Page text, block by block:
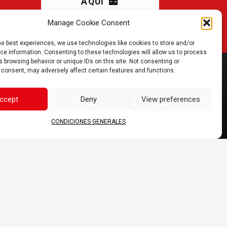
Manage Cookie Consent
best experiences, we use technologies like cookies to store and/or
information. Consenting to these technologies will allow us to process
browsing behavior or unique IDs on this site. Not consenting or
may adversely affect certain features and functions.
Deny View preferences
CONDICIONES GENERALES
ÚNETE A